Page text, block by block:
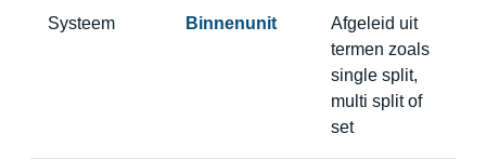
Systeem Binnenunit
Afgeleid uit
termen zoals
single split,
multi split of
set